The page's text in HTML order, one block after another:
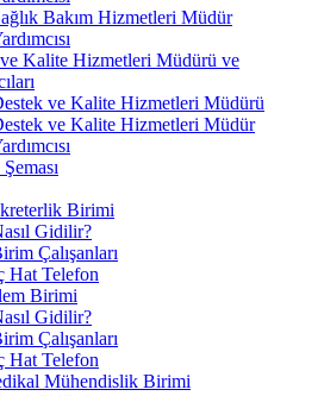
Bakım Hizmetleri Müdür
Kalite Hizmetleri Müdürü ve
ve Kalite Hizmetleri Müdürü
ve Kalite Hizmetleri Müdür
Birimi
Gidilir?
Çalışanları
Hat Telefon
Birimi
Gidilir?
Çalışanları
Hat Telefon
Mühendislik Birimi